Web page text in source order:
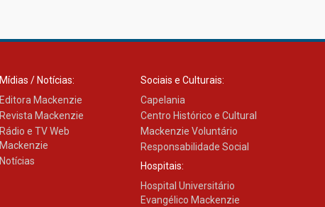
Mídias / Notícias:
Editora Mackenzie
Revista Mackenzie
Rádio e TV Web
Mackenzie
Notícias
Sociais e Culturais:
Capelania
Centro Histórico e Cultural
Mackenzie Voluntário
Responsabilidade Social
Hospitais:
Hospital Universitário
Evangélico Mackenzie